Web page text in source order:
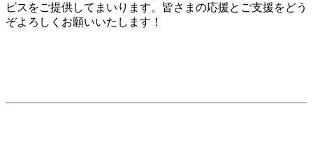
ビスをご提供してまいります。皆さまの応援とご支援をどう
ぞよろしくお願いいたします！